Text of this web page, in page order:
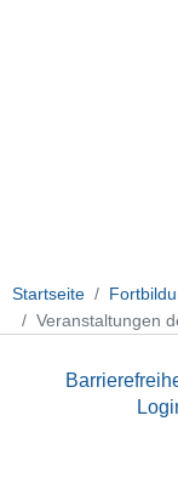
Startseite
Veranstaltungen